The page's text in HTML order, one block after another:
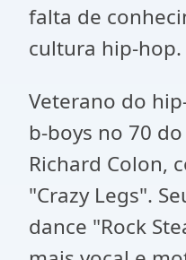
falta de
cultura hip-hop.
Veterano do
b-boys no 70
Richard Colon,
"Crazy Legs".
dance "Rock